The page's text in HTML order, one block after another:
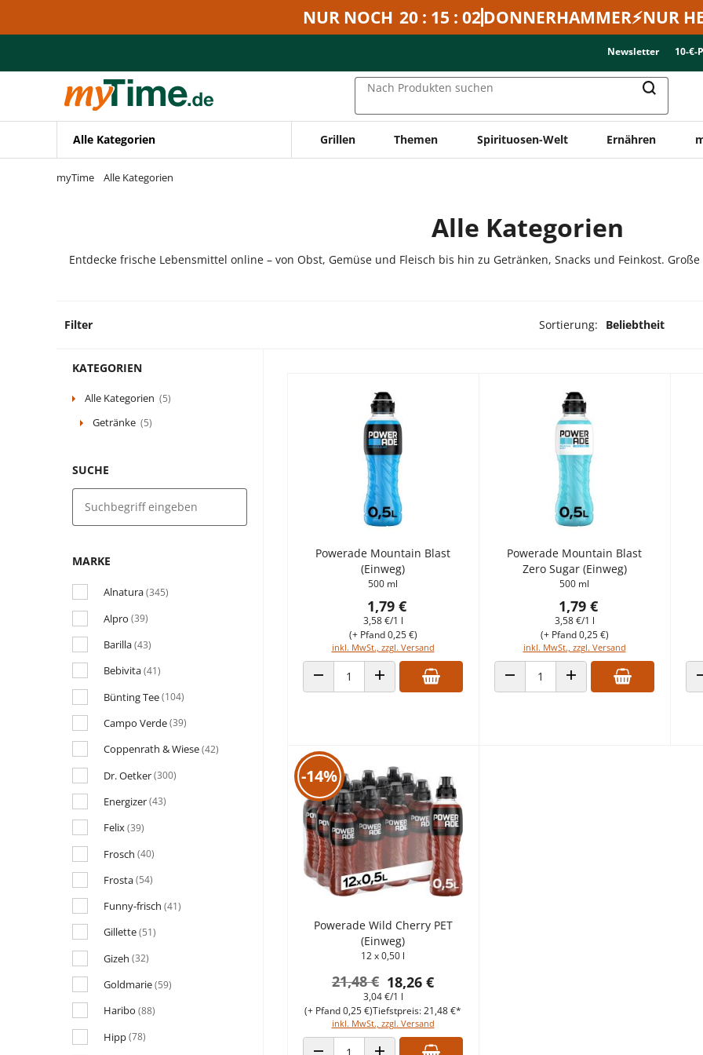
Zur Navigation springen
NUR NOCH 20 : 15 : 02DONNERHAMMER⚡NUR
Newsletter 10-€-
Nach Produkten suchen
Alle Kategorien Grillen Themen Spirituosen-Welt Ernähren
myTime Alle Kategorien
Alle Kategorien
Entdecke frische Lebensmittel online – von Obst, Gemüse und Fleisch bis hin zu Getränken, Snacks und Feinkost.
Filter Sortierung: Beliebtheit
KATEGORIEN
Alle Kategorien (5)
Getränke (5)
SUCHE
MARKE
Alnatura(345)
Alpro (39)
Barilla(43)
Bebivita(41)
Bünting Tee(104)
Campo Verde(39)
Coppenrath & Wiese(42)
Dr. Oetker(300)
Energizer(43)
Felix(39)
Frosch (40)
Frosta(54)
Funny-frisch (41)
Gillette(51)
Gizeh (32)
Goldmarie(59)
Haribo (88)
Hipp(78)
Powerade Mountain Blast
(Einweg)
500 ml
1,79 €
3,58 €/1 l
inkl. MwSt., zzgl. Versand
(+ Pfand 0,25 €)
ANZAHL VERRINGERNANZAHL ERHÖHEN
Powerade Mountain Blast
Zero Sugar (Einweg)
500 ml
1,79 €
3,58 €/1 l
inkl. MwSt., zzgl. Versand
(+ Pfand 0,25 €)
ANZAHL VERRINGERNANZAHL ERHÖHEN
-14%
Powerade Wild Cherry PET
(Einweg)
12 x 0,50 l
18,26 €
21,48 €
3,04 €/1 l
inkl. MwSt., zzgl. Versand
(+ Pfand 0,25 €)Tiefstpreis: 21,48 €*